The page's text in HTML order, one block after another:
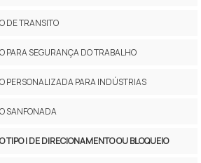
DE TRANSITO
PARA SEGURANÇA DO TRABALHO
PERSONALIZADA PARA INDÚSTRIAS
SANFONADA
TIPO I DE DIRECIONAMENTO OU BLOQUEIO